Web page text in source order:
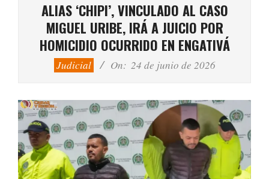
ALIAS ‘CHIPI’, VINCULADO AL CASO
MIGUEL URIBE, IRÁ A JUICIO POR
HOMICIDIO OCURRIDO EN ENGATIVÁ
Judicial On: 24 de junio de 2026